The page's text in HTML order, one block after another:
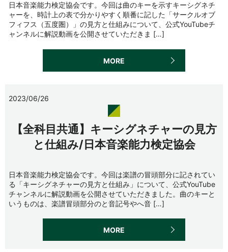
日本音楽能力検定協会です。今回は曲のキーを示すキーシグネチ
ャーを、時計上の表で分かりやすく順番に記した「サークルオブ
フィフス（五度圏）」の見方と仕組みについて、公式YouTubeチ
ャンネルに解説動画を公開させていただきま […]
MORE
2023/06/26
【全科目共通】キーシグネチャーの見方
と仕組み/日本音楽能力検定協会
日本音楽能力検定協会です。今回は楽譜の冒頭部分に記されてい
る「キーシグネチャーの見方と仕組み」について、公式YouTube
チャンネルに解説動画を公開させていただきました。曲のキーと
いうものは、楽譜冒頭部分のと音記号やへ音 […]
MORE